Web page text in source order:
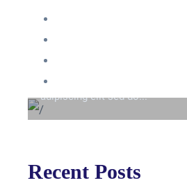
Beyond the tree line
adipiscing elit sed do...
Recent Posts